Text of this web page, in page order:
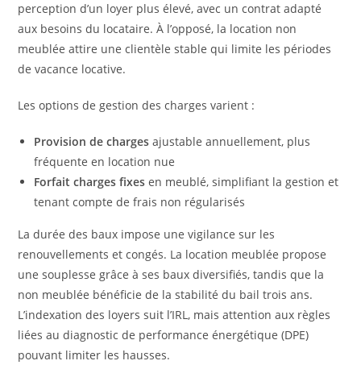
perception d’un loyer plus élevé, avec un contrat adapté
aux besoins du locataire. À l’opposé, la location non
meublée attire une clientèle stable qui limite les périodes
de vacance locative.
Les options de gestion des charges varient :
Provision de charges ajustable annuellement, plus
fréquente en location nue
Forfait charges fixes en meublé, simplifiant la gestion et
tenant compte de frais non régularisés
La durée des baux impose une vigilance sur les
renouvellements et congés. La location meublée propose
une souplesse grâce à ses baux diversifiés, tandis que la
non meublée bénéficie de la stabilité du bail trois ans.
L’indexation des loyers suit l’IRL, mais attention aux règles
liées au diagnostic de performance énergétique (DPE)
pouvant limiter les hausses.